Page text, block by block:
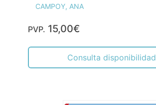
CAMPOY, ANA
PVP. 15,00€
Consulta disponibilidad